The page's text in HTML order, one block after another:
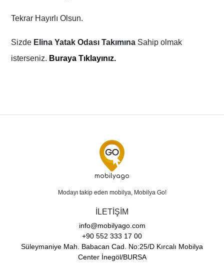
Tekrar Hayırlı Olsun.
Sizde Elina Yatak Odası Takımına Sahip olmak
isterseniz. Buraya Tıklayınız.
mobilyago
Modayı takip eden mobilya, Mobilya Go!
İLETİŞİM
info@mobilyago.com
+90 552 333 17 00
Süleymaniye Mah. Babacan Cad. No:25/D Kırcalı Mobilya
Center İnegöl/BURSA